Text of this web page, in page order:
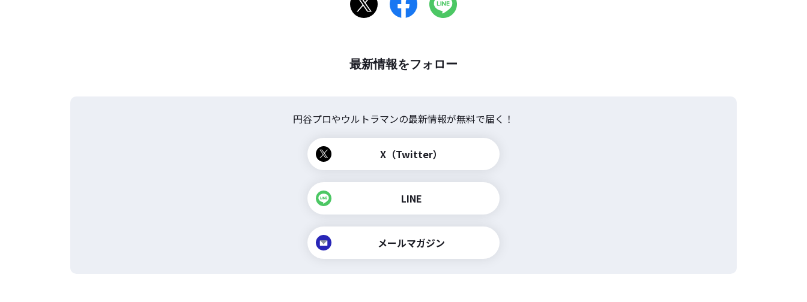
最新情報をフォロー
円谷プロやウルトラマンの最新情報が無料で届く！
X（Twitter）
LINE
メールマガジン